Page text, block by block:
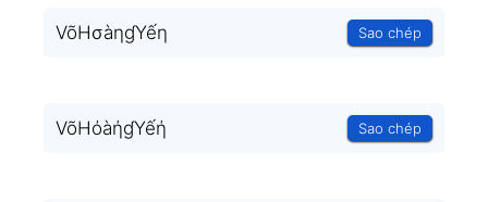
VõHσàηɠYếη Sao chép
VõHόàήɠYếή Sao chép